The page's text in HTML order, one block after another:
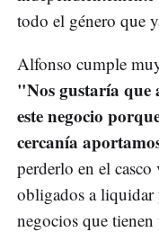
todo el género que
Alfonso cumple
"Nos gustaría
este negocio
cercanía
perderlo en el
obligados a liquidar
negocios que